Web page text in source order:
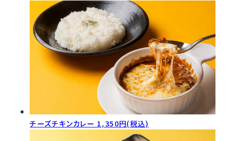
チーズチキンカレー 1,350円(税込)